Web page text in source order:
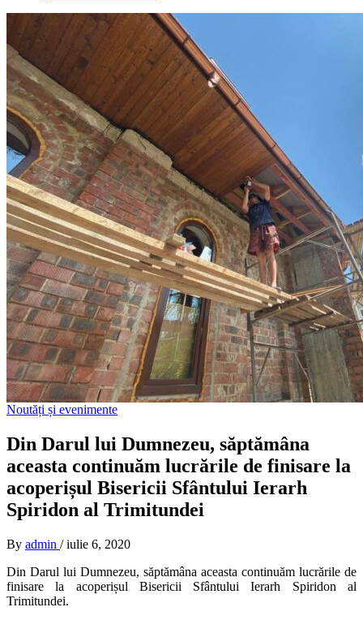
Noutăți și evenimente
Din Darul lui Dumnezeu, săptămâna
aceasta continuăm lucrările de finisare la
acoperișul Bisericii Sfântului Ierarh
Spiridon al Trimitundei
By admin / iulie 6, 2020
Din Darul lui Dumnezeu, săptămâna aceasta continuăm lucrările de
finisare la acoperișul Bisericii Sfântului Ierarh Spiridon al
Trimitundei.